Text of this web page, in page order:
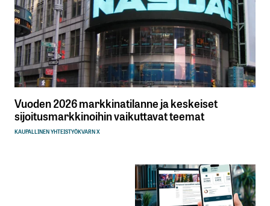
Vuoden 2026 markkinatilanne ja keskeiset
sijoitusmarkkinoihin vaikuttavat teemat
KAUPALLINEN YHTEISTYÖKVARN X